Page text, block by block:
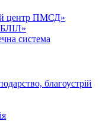
центр ПМСД»
система
благоустрій